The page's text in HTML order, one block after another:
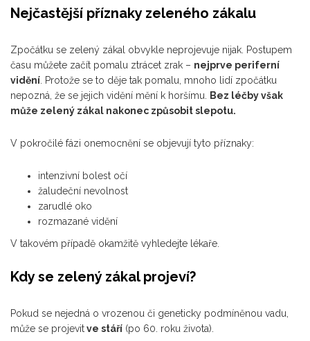
Nejčastější příznaky zeleného zákalu
Zpočátku se zelený zákal obvykle neprojevuje nijak. Postupem
času můžete začít pomalu ztrácet zrak – nejprve periferní
vidění . Protože se to děje tak pomalu, mnoho lidí zpočátku
nepozná, že se jejich vidění mění k horšímu.
Bez léčby však
může zelený zákal nakonec způsobit slepotu.
V pokročilé fázi onemocnění se objevují tyto příznaky:
intenzivní bolest očí
žaludeční nevolnost
zarudlé oko
rozmazané vidění
V takovém případě okamžitě vyhledejte lékaře.
Kdy se zelený zákal projeví?
Pokud se nejedná o vrozenou či geneticky podmíněnou vadu,
může se projevitve stáří (po 60. roku života).